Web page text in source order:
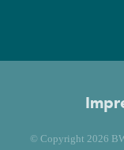
© Copyright 2026